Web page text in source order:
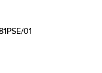
01